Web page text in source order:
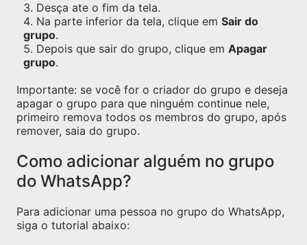
Desça ate o fim da tela.
Na parte inferior da tela, clique em Sair do
grupo.
Depois que sair do grupo, clique em Apagar
grupo.
Importante: se você for o criador do grupo e deseja
apagar o grupo para que ninguém continue nele,
primeiro remova todos os membros do grupo, após
remover, saia do grupo.
Como adicionar alguém no grupo
do WhatsApp?
Para adicionar uma pessoa no grupo do WhatsApp,
siga o tutorial abaixo: